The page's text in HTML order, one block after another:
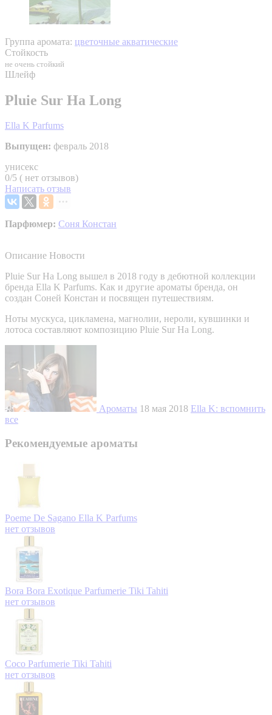
Группа аромата: цветочные акватические
Стойкость
не очень стойкий
Шлейф
Pluie Sur Ha Long
Ella K Parfums
Выпущен: февраль 2018
унисекс
0/5 ( нет отзывов)
Написать отзыв
Парфюмер: Соня Констан
Описание Новости
Pluie Sur Ha Long вышел в 2018 году в дебютной коллекции
бренда Ella K Parfums. Как и другие ароматы бренда, он
создан Соней Констан и посвящен путешествиям.
Ноты мускуса, цикламена, магнолии, нероли, кувшинки и
лотоса составляют композицию Pluie Sur Ha Long.
Ароматы 18 мая 2018 Ella K: вспомнить
все
Рекомендуемые ароматы
Poeme De Sagano Ella K Parfums
нет отзывов
Bora Bora Exotique Parfumerie Tiki Tahiti
нет отзывов
Coco Parfumerie Tiki Tahiti
нет отзывов